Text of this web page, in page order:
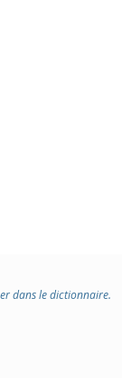
dans le dictionnaire.